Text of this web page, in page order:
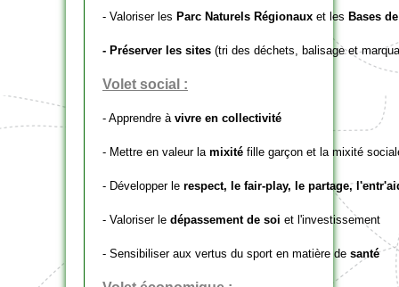
- Valoriser les Parc Naturels Régionaux et les Bases
- Préserver les sites (tri des déchets, balisage et
Volet social :
- Apprendre à vivre en collectivité
- Mettre en valeur la mixité fille garçon et la mixité
- Développer le respect, le fair-play, le partage,
- Valoriser le dépassement de soi et l'investissement
- Sensibiliser aux vertus du sport en matière de santé